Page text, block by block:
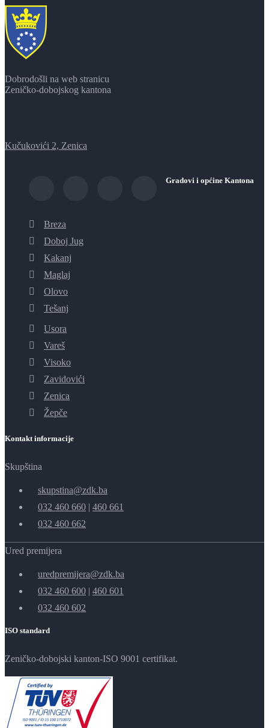
Dobrodošli na web stranicu
Zeničko-dobojskog kantona
Kučukovići 2, Zenica
Gradovi i općine Kantona
Breza
Doboj Jug
Kakanj
Maglaj
Olovo
Tešanj
Usora
Vareš
Visoko
Zavidovići
Zenica
Žepče
Kontakt informacije
Skupština
skupstina@zdk.ba
032 460 660 | 460 661
032 460 662
Ured premijera
uredpremijera@zdk.ba
032 460 600 | 460 601
032 460 602
ISO standard
Zeničko-dobojski kanton-ISO 9001 certifikat.